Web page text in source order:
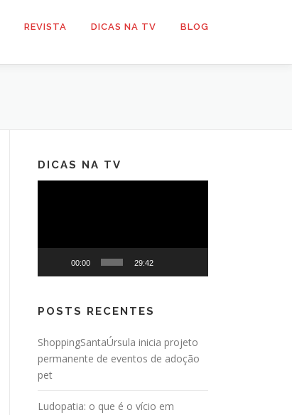
REVISTA DICAS NA TV BLOG
DICAS NA TV
00:00 29:42
POSTS RECENTES
ShoppingSantaÚrsula inicia projeto
permanente de eventos de adoção
pet
Ludopatia: o que é o vício em